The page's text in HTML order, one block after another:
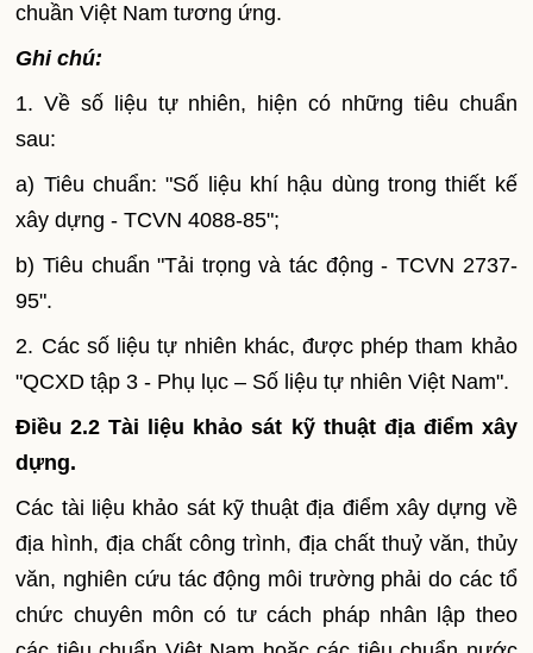
chuần Việt Nam tương ứng.
Ghi chú:
1. Về số liệu tự nhiên, hiện có những tiêu chuẩn
sau:
a) Tiêu chuẩn: "Số liệu khí hậu dùng trong thiết kế
xây dựng - TCVN 4088-85";
b) Tiêu chuẩn "Tải trọng và tác động - TCVN 2737-
95".
2. Các số liệu tự nhiên khác, được phép tham khảo
"QCXD tập 3 - Phụ lục – Số liệu tự nhiên Việt Nam".
Điều 2.2 Tài liệu khảo sát kỹ thuật địa điểm xây
dựng.
Các tài liệu khảo sát kỹ thuật địa điểm xây dựng về
địa hình, địa chất công trình, địa chất thuỷ văn, thủy
văn, nghiên cứu tác động môi trường phải do các tổ
chức chuyên môn có tư cách pháp nhân lập theo